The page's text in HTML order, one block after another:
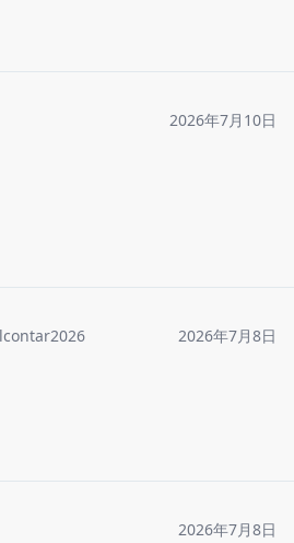
2026年7月10日
2026年7月8日
2026年7月8日